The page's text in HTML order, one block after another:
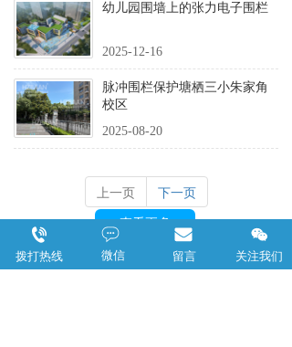
幼儿园围墙上的张力电子围栏
2025-12-16
脉冲围栏保护塘栖三小朱家角
校区
2025-08-20
上一页 下一页
查看更多
新闻中心
拨打热线 微信 留言 关注我们